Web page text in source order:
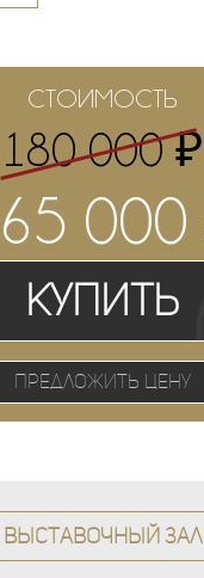
СТОИМОСТЬ
180 000₽
000
Купить
Предложить цену
Выставочный зал